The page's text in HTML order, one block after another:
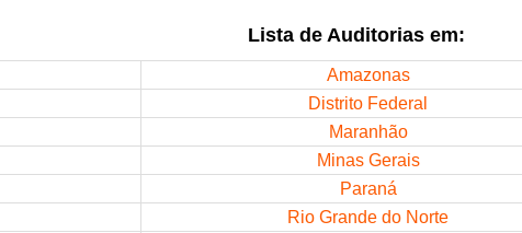
Lista de Auditorias em:
Amazonas
Distrito Federal
Maranhão
Minas Gerais
Paraná
Rio Grande do Norte